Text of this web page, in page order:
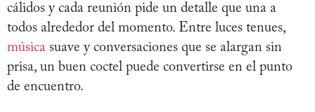
cálidos y cada reunión pide un detalle que una a
todos alrededor del momento. Entre luces tenues,
música suave y conversaciones que se alargan sin
prisa, un buen coctel puede convertirse en el punto
de encuentro.